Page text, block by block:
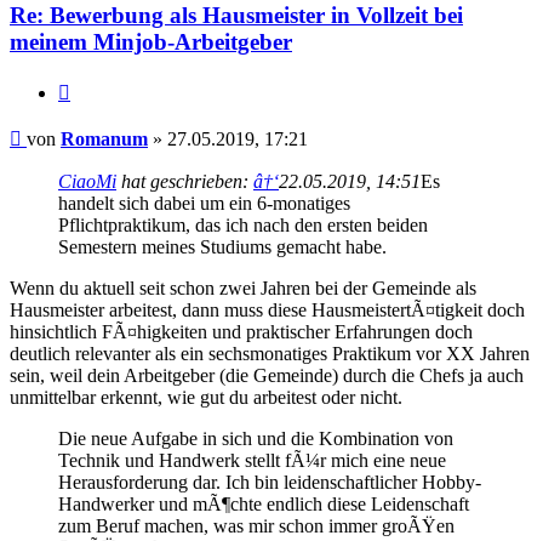
Re: Bewerbung als Hausmeister in Vollzeit bei
meinem Minjob-Arbeitgeber
Beitrag
von Romanum » 27.05.2019, 17:21
CiaoMi hat geschrieben: â†‘22.05.2019, 14:51Es
handelt sich dabei um ein 6-monatiges
Pflichtpraktikum, das ich nach den ersten beiden
Semestern meines Studiums gemacht habe.
Wenn du aktuell seit schon zwei Jahren bei der Gemeinde als
Hausmeister arbeitest, dann muss diese HausmeistertÃ¤tigkeit doch
hinsichtlich FÃ¤higkeiten und praktischer Erfahrungen doch
deutlich relevanter als ein sechsmonatiges Praktikum vor XX Jahren
sein, weil dein Arbeitgeber (die Gemeinde) durch die Chefs ja auch
unmittelbar erkennt, wie gut du arbeitest oder nicht.
Die neue Aufgabe in sich und die Kombination von
Technik und Handwerk stellt fÃ¼r mich eine neue
Herausforderung dar. Ich bin leidenschaftlicher Hobby-
Handwerker und mÃ¶chte endlich diese Leidenschaft
zum Beruf machen, was mir schon immer groÃŸen